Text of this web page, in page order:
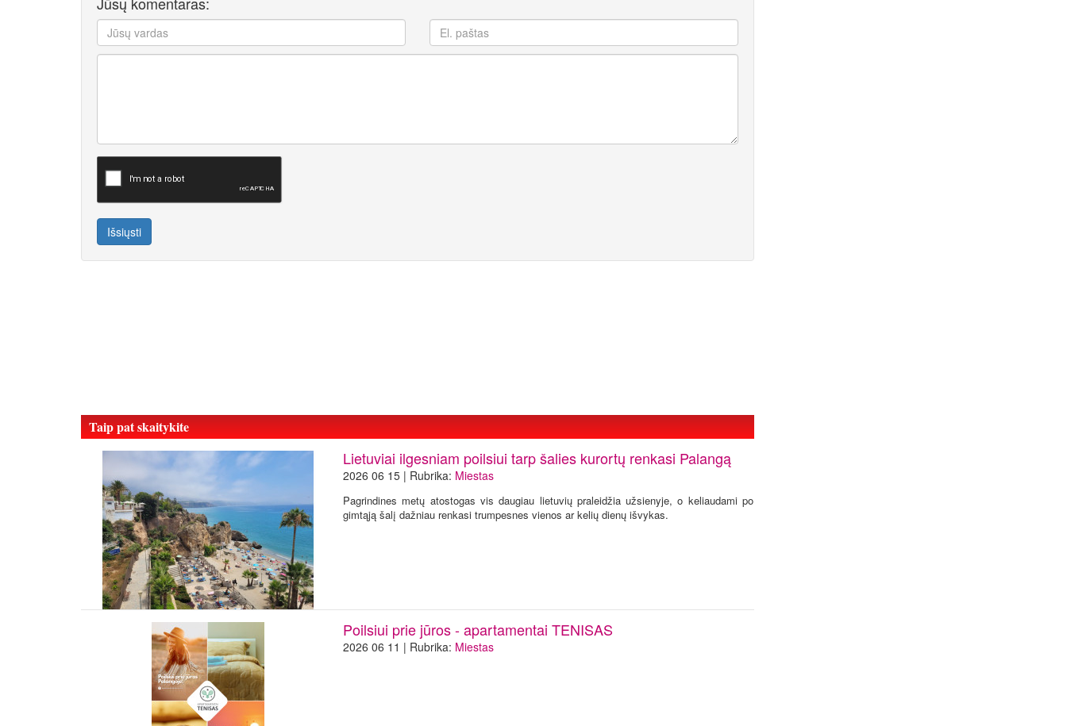
Išsiųsti
Taip pat skaitykite
Lietuviai ilgesniam poilsiui tarp šalies kurortų renkasi Palangą
2026 06 15 | Rubrika: Miestas
Pagrindines metų atostogas vis daugiau lietuvių praleidžia užsienyje, o keliaudami po
gimtąją šalį dažniau renkasi trumpesnes vienos ar kelių dienų išvykas.
Poilsiui prie jūros - apartamentai TENISAS
2026 06 11 | Rubrika: Miestas